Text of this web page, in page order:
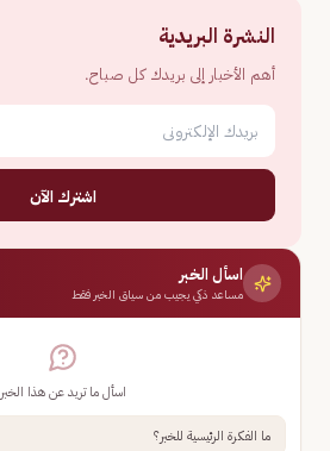
النشرة البريدية
أهم الأخبار إلى بريدك كل صباح.
اشترك الآن
اسأل الخبر
مساعد ذكي يجيب من سياق الخبر فقط
اسأل ما تريد عن هذا الخبر
ما الفكرة الرئيسية للخبر؟